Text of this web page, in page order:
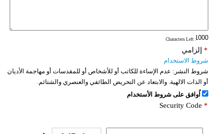
: Characters Left
إلزامي *
شروط الاستخدام
شروط النشر: عدم الإساءة للكاتب أو للأشخاص أو للمقدسات أو مهاجمة الأديان
أو الذات الالهية. والابتعاد عن التحريض الطائفي والعنصري والشتائم.
اُوافق على شروط الأستخدام
Security Code *